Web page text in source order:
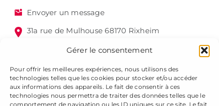
Gérer le consentement
Pour offrir les meilleures expériences, nous utilisons des
technologies telles que les cookies pour stocker et/ou accéder
aux informations des appareils. Le fait de consentir à ces
technologies nous permettra de traiter des données telles que le
comportement de navigation ou les ID uniques sur ce site. Le fait
Envoyer un message
31a rue de Mulhouse 68170 Rixheim